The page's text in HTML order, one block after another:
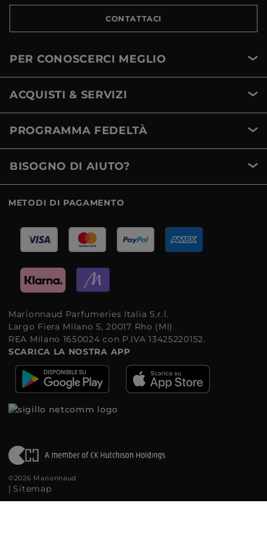
CONTATTACI
PER CONOSCERCI MEGLIO
ACQUISTI & SERVIZI
PROGRAMMA FEDELTÀ
BISOGNO DI AIUTO?
METODI DI PAGAMENTO
Marionnaud Parfumeries Italia S.r.l.
Largo Fiera Milano 5, 20017 Rho (MI)
REA Milano 1650024 con P.IVA 13425220152.
SCARICA LA NOSTRA APP
©2026 Marionnaud
| Sitemap